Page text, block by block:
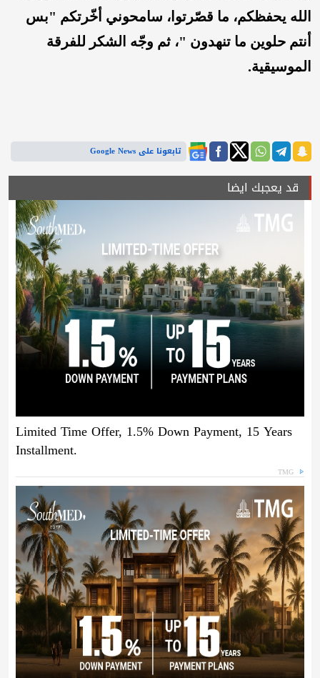
الله يحفظكم، ما قصّرتوا، سامحوني أخّرتكم "بس
أنتم حلوين ما تنهدون "، ثم وجّه الشكر للفرقة
الموسيقية.
تابعونا على Google News
قد يعجبك ايضا
Limited Time Offer, 1.5% Down Payment, 15 Years
Installment.
TMG